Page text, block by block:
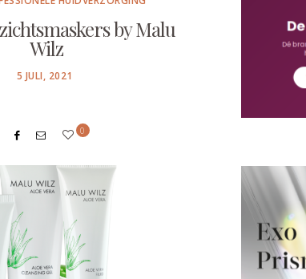
by Malu
Wilz
POSTED
5 JULI, 2021
0